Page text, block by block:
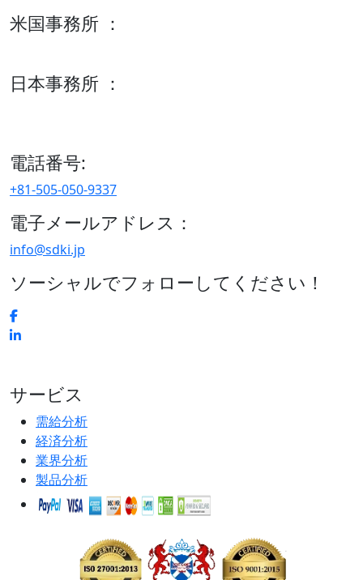
米国事務所 ：
日本事務所 ：
電話番号:
+81-505-050-9337
電子メールアドレス：
info@sdki.jp
ソーシャルでフォローしてください！
サービス
需給分析
経済分析
業界分析
製品分析